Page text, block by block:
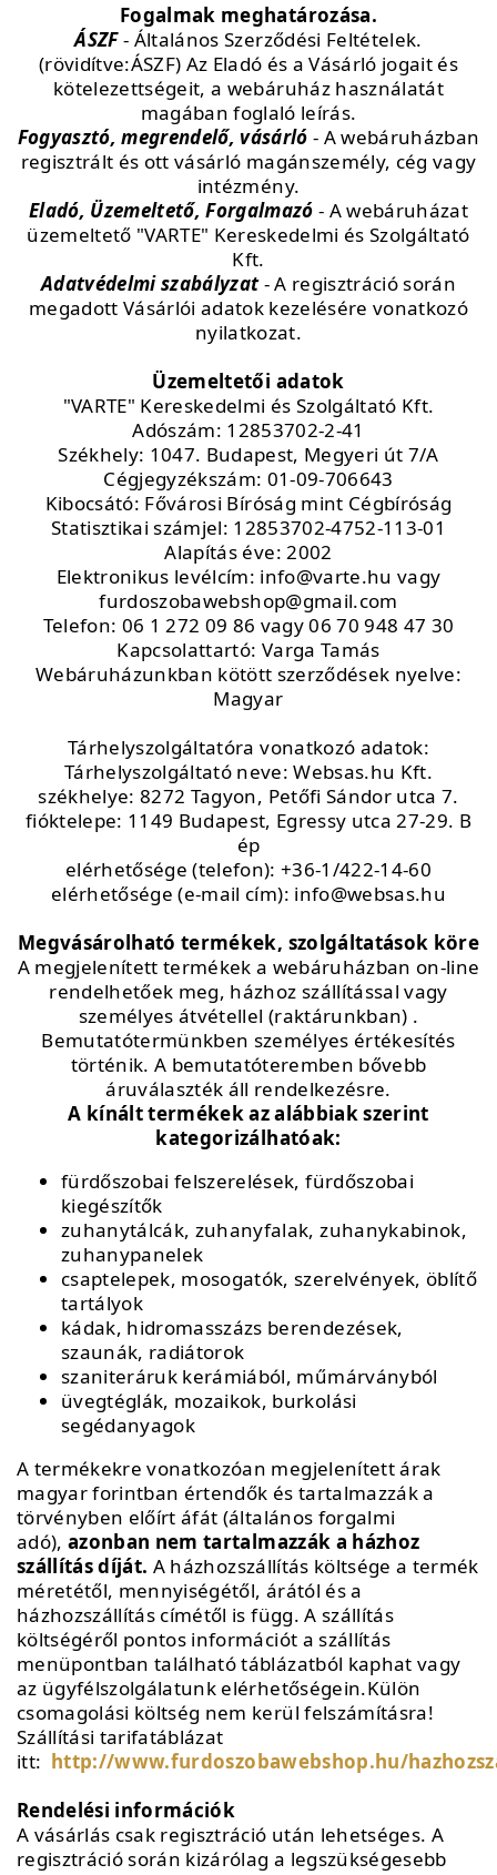
Fogalmak meghatározása.
ÁSZF- Általános Szerződési Feltételek.
(rövidítve:ÁSZF) Az Eladó és a Vásárló jogait és
kötelezettségeit, a webáruház használatát
magában foglaló leírás.
Fogyasztó, megrendelő, vásárló - A webáruházban
regisztrált és ott vásárló magánszemély, cég vagy
intézmény.
Eladó, Üzemeltető, Forgalmazó - A webáruházat
üzemeltető "VARTE" Kereskedelmi és Szolgáltató
Kft.
Adatvédelmi szabályzat- A regisztráció során
megadott Vásárlói adatok kezelésére vonatkozó
nyilatkozat.
Üzemeltetői adatok
"VARTE" Kereskedelmi és Szolgáltató Kft.
Adószám: 12853702-2-41
Székhely: 1047. Budapest, Megyeri út 7/A
Cégjegyzékszám: 01-09-706643
Kibocsátó: Fővárosi Bíróság mint Cégbíróság
Statisztikai számjel: 12853702-4752-113-01
Alapítás éve: 2002
Elektronikus levélcím: info@varte.hu vagy
furdoszobawebshop@gmail.com
Telefon: 06 1 272 09 86 vagy 06 70 948 47 30
Kapcsolattartó: Varga Tamás
Webáruházunkban kötött szerződések nyelve:
Magyar
Tárhelyszolgáltatóra vonatkozó adatok:
Tárhelyszolgáltató neve: Websas.hu Kft.
székhelye: 8272 Tagyon, Petőfi Sándor utca 7.
fióktelepe: 1149 Budapest, Egressy utca 27-29. B
ép
elérhetősége (telefon): +36-1/422-14-60
elérhetősége (e-mail cím): info@websas.hu
Megvásárolható termékek, szolgáltatások köre
A megjelenített termékek a webáruházban on-line
rendelhetőek meg, házhoz szállítással vagy
személyes átvétellel (raktárunkban) .
Bemutatótermünkben személyes értékesítés
történik. A bemutatóteremben bővebb
áruválaszték áll rendelkezésre.
A kínált termékek az alábbiak szerint
kategorizálhatóak:
fürdőszobai felszerelések, fürdőszobai
kiegészítők
zuhanytálcák, zuhanyfalak, zuhanykabinok,
zuhanypanelek
csaptelepek, mosogatók, szerelvények, öblítő
tartályok
kádak, hidromasszázs berendezések,
szaunák, radiátorok
szaniteráruk kerámiából, műmárványból
üvegtéglák, mozaikok, burkolási
segédanyagok
A termékekre vonatkozóan megjelenített árak
magyar forintban értendők és tartalmazzák a
törvényben előírt áfát (általános forgalmi
adó),azonban nem tartalmazzák a házhoz
szállítás díját. A házhozszállítás költsége a termék
méretétől, mennyiségétől, árától és a
házhozszállítás címétől is függ. A szállítás
költségéről pontos információt a szállítás
menüpontban található táblázatból kaphat vagy
az ügyfélszolgálatunk elérhetőségein.Külön
csomagolási költség nem kerül felszámításra!
Szállítási tarifatáblázat
itt: http://www.furdoszobawebshop.hu/
Rendelési információk
A vásárlás csak regisztráció után lehetséges. A
regisztráció során kizárólag a legszükségesebb